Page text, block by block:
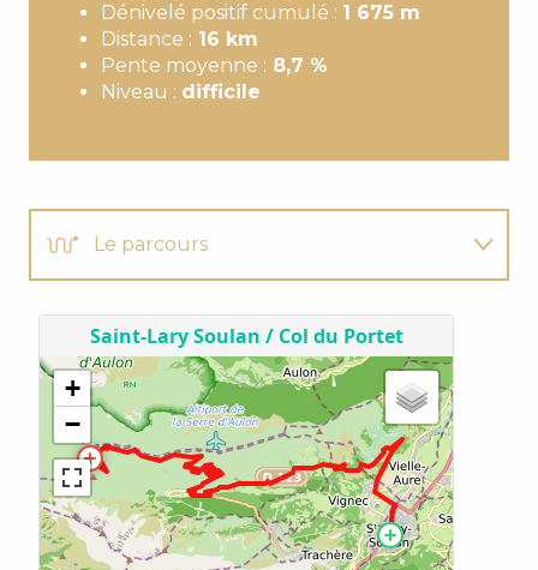
Dénivelé positif cumulé : 1 675 m
Distance : 16 km
Pente moyenne : 8,7 %
Niveau : difficile
Le parcours
Le profil
Bon à savoir